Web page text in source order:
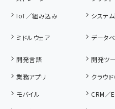
IoT／組み込み
システ
ミドルウェア データ
開発言語
開発ツ
業務アプリ
クラウド
モバイル
CRM／